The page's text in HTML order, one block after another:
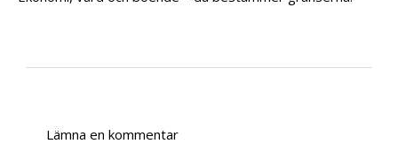
Lämna en kommentar